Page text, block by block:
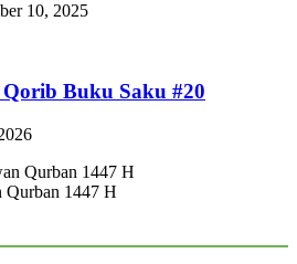
10, 2025
Buku Saku #20
Qurban 1447 H